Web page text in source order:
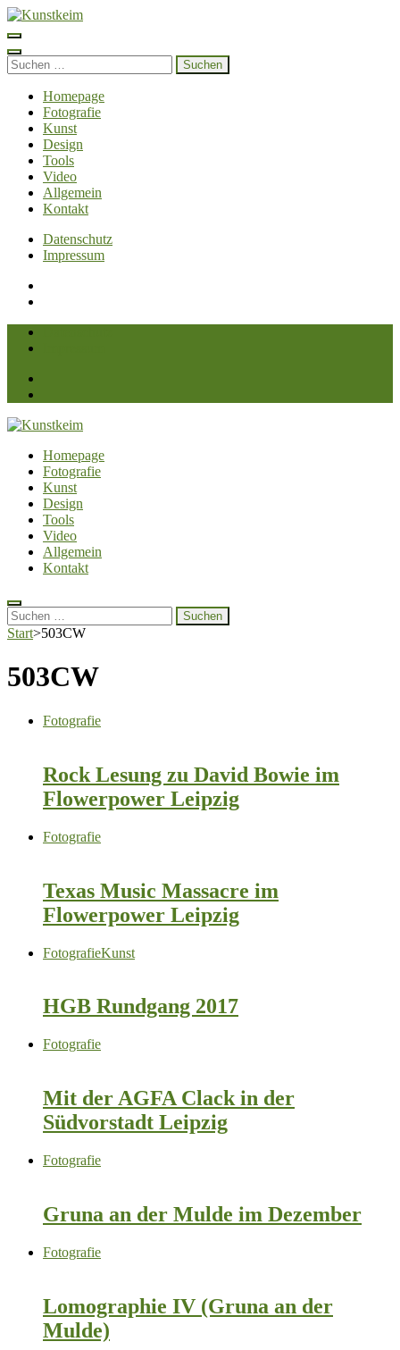
Zum
Inhalt
springen
(Enter
drücken)
Suchen
nach:
Homepage
Fotografie
Kunst
Design
Tools
Video
Allgemein
Kontakt
Datenschutz
Impressum
Kunstkeim
Fotografie, Design und Szene
Homepage
Fotografie
Kunst
Design
Tools
Video
Allgemein
Kontakt
Suchen
nach:
Start>503CW
503CW
Fotografie
Rock Lesung zu David Bowie im
Flowerpower Leipzig
Fotografie
Texas Music Massacre im
Flowerpower Leipzig
FotografieKunst
HGB Rundgang 2017
Fotografie
Mit der AGFA Clack in der
Südvorstadt Leipzig
Fotografie
Gruna an der Mulde im Dezember
Fotografie
Lomographie IV (Gruna an der
Mulde)